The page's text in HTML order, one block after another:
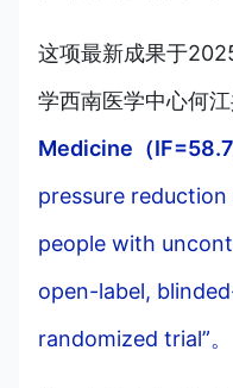
这项最新成果于
学西南医学中心何江
Medicine（IF=58.7
pressure
people with
open-label,
randomized trial”。